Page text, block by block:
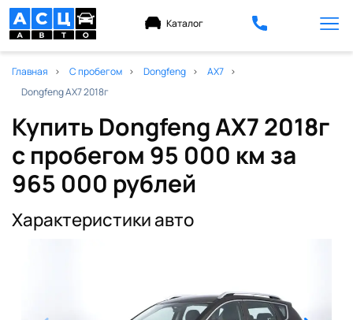
Каталог
Главная С пробегом Dongfeng
AX7
Dongfeng AX7 2018г
Купить Dongfeng AX7 2018г
с пробегом 95 000 км за
965 000 рублей
Характеристики авто